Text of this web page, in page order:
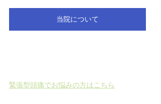
当院について
緊張型頭痛でお悩みの方はこちら